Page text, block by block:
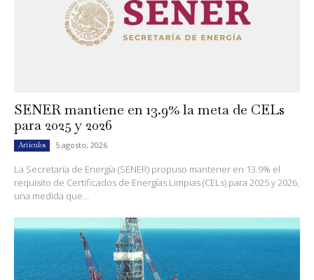
SENER mantiene en 13.9% la meta de CELs
para 2025 y 2026
Artículos 5 agosto, 2026
La Secretaría de Energía (SENER) propuso mantener en 13.9% el
requisito de Certificados de Energías Limpias (CELs) para 2025 y 2026,
una medida que...